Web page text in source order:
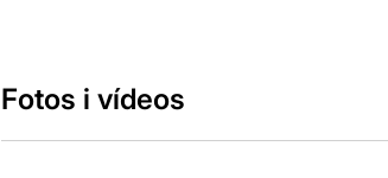
Fotos i vídeos